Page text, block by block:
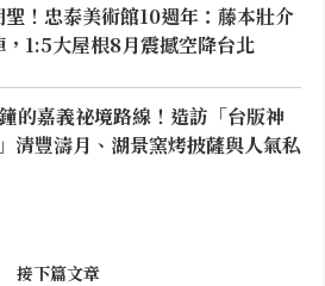
聖！忠泰美術館10週年：藤本壯介
，1:5大屋根8月震撼空降台北
的嘉義祕境路線！造訪「台版神
清豐濤月、湖景窯烤披薩與人氣私
接下篇文章